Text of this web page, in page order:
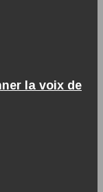
la voix de